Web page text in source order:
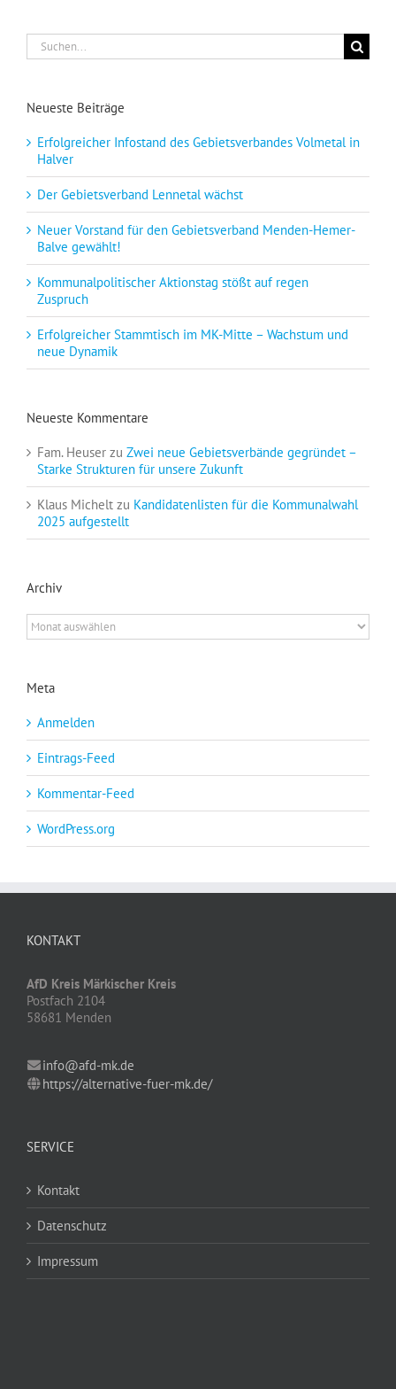
Suche
nach:
Neueste Beiträge
Erfolgreicher Infostand des Gebietsverbandes Volmetal in
Halver
Der Gebietsverband Lennetal wächst
Neuer Vorstand für den Gebietsverband Menden-Hemer-
Balve gewählt!
Kommunalpolitischer Aktionstag stößt auf regen
Zuspruch
Erfolgreicher Stammtisch im MK-Mitte – Wachstum und
neue Dynamik
Neueste Kommentare
Fam. Heuser zu Zwei neue Gebietsverbände gegründet –
Starke Strukturen für unsere Zukunft
Klaus Michelt zu Kandidatenlisten für die Kommunalwahl
2025 aufgestellt
Archiv
Archiv
Meta
Anmelden
Eintrags-Feed
Kommentar-Feed
WordPress.org
KONTAKT
AfD Kreis Märkischer Kreis
Postfach 2104
58681 Menden
info@afd-mk.de
https://alternative-fuer-mk.de/
SERVICE
Kontakt
Datenschutz
Impressum